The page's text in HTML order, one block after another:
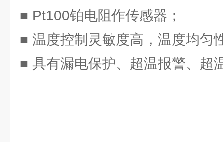
■ Pt100铂电阻作传感器；
■ 温度控制灵敏度高，温度均匀
■ 具有漏电保护、超温报警、超